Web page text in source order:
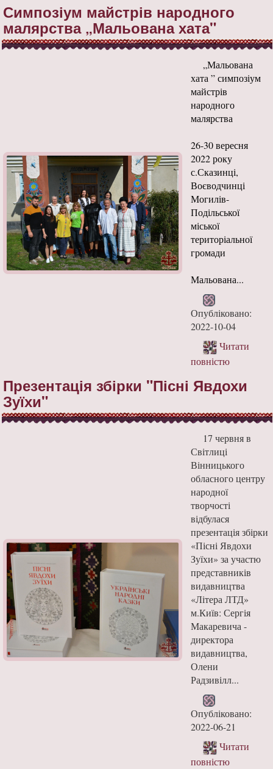
Симпозіум майстрів народного
малярства „Мальована хата"
„Мальована
хата ” симпозіум
майстрів
народного
малярства
26-30 вересня
2022 року
с.Сказинці,
Воєводчинці
Могилів-
Подільської
міської
територіальної
громади
Мальована...
Опубліковано:
2022-10-04
Читати
повністю
Презентація збірки "Пісні Явдохи
Зуїхи"
17 червня в
Світлиці
Вінницького
обласного центру
народної
творчості
відбулася
презентація збірки
«Пісні Явдохи
Зуїхи» за участю
представників
видавництва
«Літера ЛТД»
м.Київ: Сергія
Макаревича -
директора
видавництва,
Олени
Радзивілл...
Опубліковано:
2022-06-21
Читати
повністю